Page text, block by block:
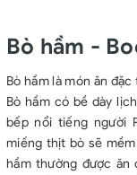
Bò hầm -
Bò hầm là món ăn
Bò hầm có bề dày
bếp nổi tiếng người
miếng thịt bò sẽ
hầm thường được ăn